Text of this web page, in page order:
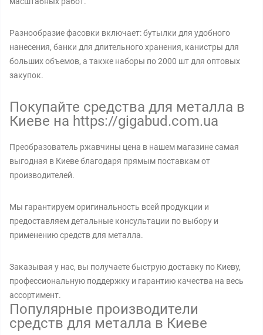
Разнообразие фасовки включает: бутылки для удобного
нанесения, банки для длительного хранения, канистры для
больших объемов, а также наборы по 2000 шт для оптовых
закупок.
Покупайте средства для металла в
Киеве на https://gigabud.com.ua
Преобразователь ржавчины цена в нашем магазине самая
выгодная в Киеве благодаря прямым поставкам от
производителей.
Мы гарантируем оригинальность всей продукции и
предоставляем детальные консультации по выбору и
применению средств для металла.
Заказывая у нас, вы получаете быструю доставку по Киеву,
профессиональную поддержку и гарантию качества на весь
ассортимент.
Популярные производители
средств для металла в Киеве